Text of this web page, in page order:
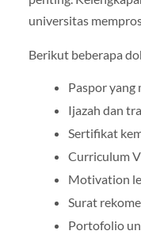
universitas
Berikut beberapa
Paspor yang
Ijazah dan
Sertifikat
Curriculum
Motivation
Surat
Portofolio